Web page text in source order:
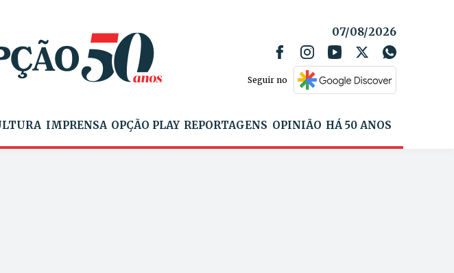
07/08/2026
Seguir no
IMPRENSA OPÇÃO PLAY REPORTAGENS OPINIÃO HÁ 50 ANOS